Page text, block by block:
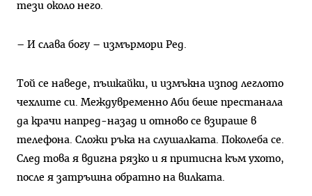
тези около него.
– И слава богу – измърмори Ред.
Той се наведе, пъшкайки, и измъкна изпод леглото
чехлите си. Междувременно Аби беше престанала
да крачи напред-назад и отново се взираше в
телефона. Сложи ръка на слушалката. Поколеба се.
След това я вдигна рязко и я притисна към ухото,
после я затръшна обратно на вилката.